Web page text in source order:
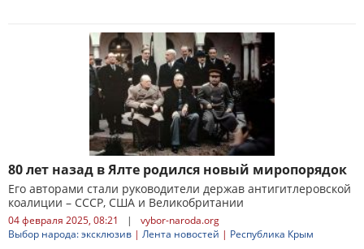
80 лет назад в Ялте родился новый миропорядок
Его авторами стали руководители держав антигитлеровской
коалиции – СССР, США и Великобритании
04 февраля 2025, 08:21 |
vybor-naroda.org
Выбор народа: эксклюзив | Лента новостей | Республика Крым